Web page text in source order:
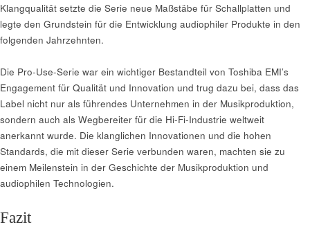
Klangqualität setzte die Serie neue Maßstäbe für Schallplatten und
legte den Grundstein für die Entwicklung audiophiler Produkte in den
folgenden Jahrzehnten.
Die Pro-Use-Serie war ein wichtiger Bestandteil von Toshiba EMI’s
Engagement für Qualität und Innovation und trug dazu bei, dass das
Label nicht nur als führendes Unternehmen in der Musikproduktion,
sondern auch als Wegbereiter für die Hi-Fi-Industrie weltweit
anerkannt wurde. Die klanglichen Innovationen und die hohen
Standards, die mit dieser Serie verbunden waren, machten sie zu
einem Meilenstein in der Geschichte der Musikproduktion und
audiophilen Technologien.
Fazit